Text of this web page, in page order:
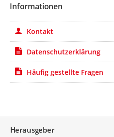
Informationen
Kontakt
Datenschutzerklärung
Häufig gestellte Fragen
Herausgeber